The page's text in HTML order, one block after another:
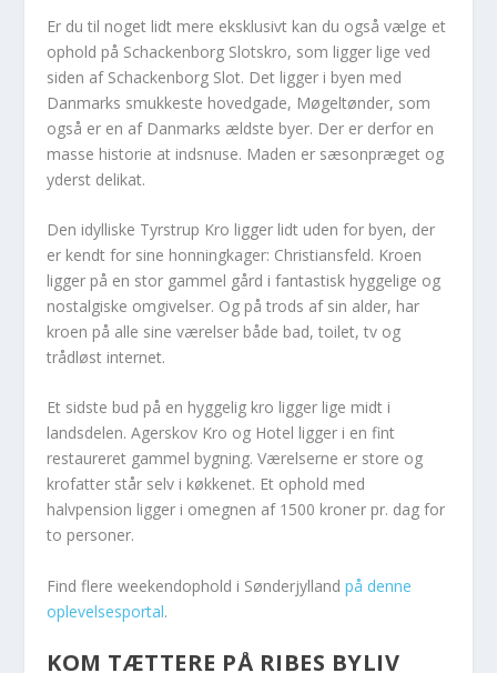
Er du til noget lidt mere eksklusivt kan du også vælge et
ophold på Schackenborg Slotskro, som ligger lige ved
siden af Schackenborg Slot. Det ligger i byen med
Danmarks smukkeste hovedgade, Møgeltønder, som
også er en af Danmarks ældste byer. Der er derfor en
masse historie at indsnuse. Maden er sæsonpræget og
yderst delikat.
Den idylliske Tyrstrup Kro ligger lidt uden for byen, der
er kendt for sine honningkager: Christiansfeld. Kroen
ligger på en stor gammel gård i fantastisk hyggelige og
nostalgiske omgivelser. Og på trods af sin alder, har
kroen på alle sine værelser både bad, toilet, tv og
trådløst internet.
Et sidste bud på en hyggelig kro ligger lige midt i
landsdelen. Agerskov Kro og Hotel ligger i en fint
restaureret gammel bygning. Værelserne er store og
krofatter står selv i køkkenet. Et ophold med
halvpension ligger i omegnen af 1500 kroner pr. dag for
to personer.
Find flere weekendophold i Sønderjyllandpå denne
oplevelsesportal.
KOM TÆTTERE PÅ RIBES BYLIV